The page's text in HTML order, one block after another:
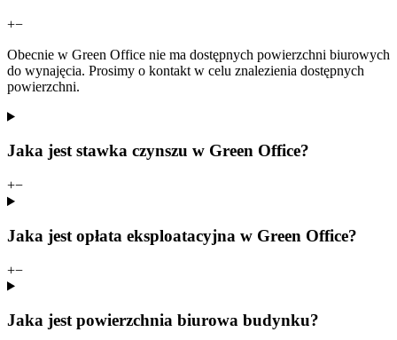
+−
Obecnie w Green Office nie ma dostępnych powierzchni biurowych
do wynajęcia. Prosimy o kontakt w celu znalezienia dostępnych
powierzchni.
Jaka jest stawka czynszu w Green Office?
+−
Jaka jest opłata eksploatacyjna w Green Office?
+−
Jaka jest powierzchnia biurowa budynku?